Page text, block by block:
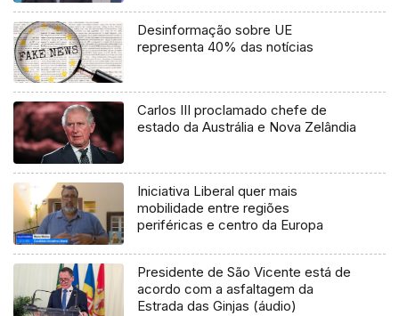
Desinformação sobre UE
representa 40% das notícias
Carlos III proclamado chefe de
estado da Austrália e Nova Zelândia
Iniciativa Liberal quer mais
mobilidade entre regiões
periféricas e centro da Europa
Presidente de São Vicente está de
acordo com a asfaltagem da
Estrada das Ginjas (áudio)